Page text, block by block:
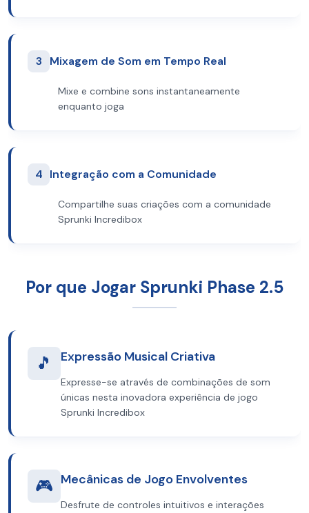
3 Mixagem de Som em Tempo Real
Mixe e combine sons instantaneamente
enquanto joga
4 Integração com a Comunidade
Compartilhe suas criações com a comunidade
Sprunki Incredibox
Por que Jogar Sprunki Phase 2.5
🎵 Expressão Musical Criativa
Expresse-se através de combinações de som
únicas nesta inovadora experiência de jogo
Sprunki Incredibox
🎮 Mecânicas de Jogo Envolventes
Desfrute de controles intuitivos e interações